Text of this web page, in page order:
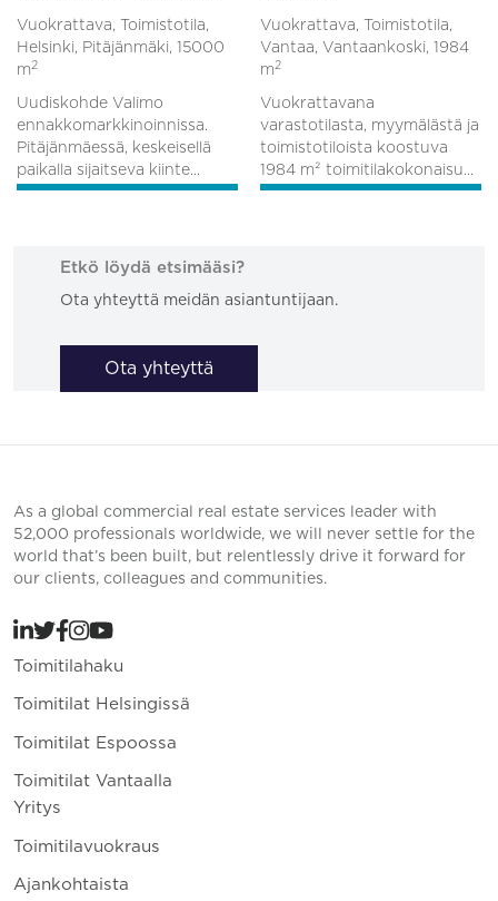
Vuokrattava, Toimistotila,
Helsinki, Pitäjänmäki, 15000
m 2
Uudiskohde Valimo
ennakkomarkkinoinnissa.
Pitäjänmäessä, keskeisellä
paikalla sijaitseva kiinte...
Vuokrattava, Toimistotila,
Vantaa, Vantaankoski, 1984
m 2
Vuokrattavana
varastotilasta, myymälästä ja
toimistotiloista koostuva
1984 m² toimitilakokonaisu...
Etkö löydä etsimääsi?
Ota yhteyttä meidän asiantuntijaan.
Ota yhteyttä
As a global commercial real estate services leader with
52,000 professionals worldwide, we will never settle for the
world that’s been built, but relentlessly drive it forward for
our clients, colleagues and communities.
Toimitilahaku
Toimitilat Helsingissä
Toimitilat Espoossa
Toimitilat Vantaalla
Yritys
Toimitilavuokraus
Ajankohtaista